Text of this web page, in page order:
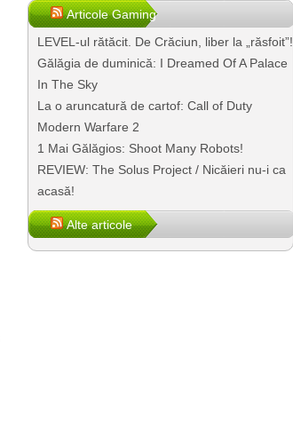
Articole Gaming
LEVEL-ul rătăcit. De Crăciun, liber la „răsfoit”!
Gălăgia de duminică: I Dreamed Of A Palace
In The Sky
La o aruncatură de cartof: Call of Duty
Modern Warfare 2
1 Mai Gălăgios: Shoot Many Robots!
REVIEW: The Solus Project / Nicăieri nu-i ca
acasă!
Alte articole